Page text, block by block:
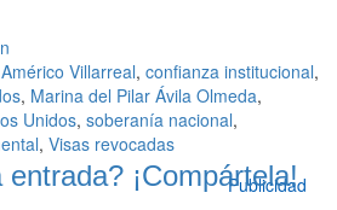
Américo Villarreal, confianza institucional,
, Marina del Pilar Ávila Olmeda,
Unidos, soberanía nacional,
, Visas revocadas
¡Compártela!
Publicidad